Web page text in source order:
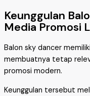
Keunggulan
Media Promosi
Balon sky dancer
membuatnya tetap
promosi modern.
Keunggulan tersebut